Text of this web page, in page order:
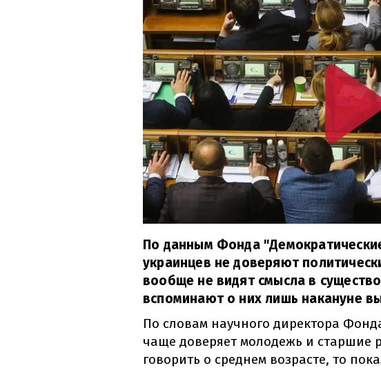
По данным Фонда
украинцев не доверяют
вообще не видят смысла в
вспоминают о них лишь накануне
По словам научного директора
чаще доверяет молодежь и старшие
говорить о среднем возрасте, то